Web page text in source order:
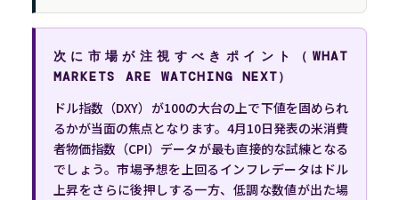
次に市場が注視すべきポイント（WHAT
MARKETS ARE WATCHING NEXT）
ドル指数（DXY）が100の大台の上で下値を固められ
るかが当面の焦点となります。4月10日発表の米消費
者物価指数（CPI）データが最も直接的な試練となる
でしょう。市場予想を上回るインフレデータはドル
上昇をさらに後押しする一方、低調な数値が出た場